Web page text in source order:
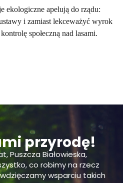
ekologiczne apelują do rządu:
i zamiast lekceważyć wyrok
społeczną nad lasami.